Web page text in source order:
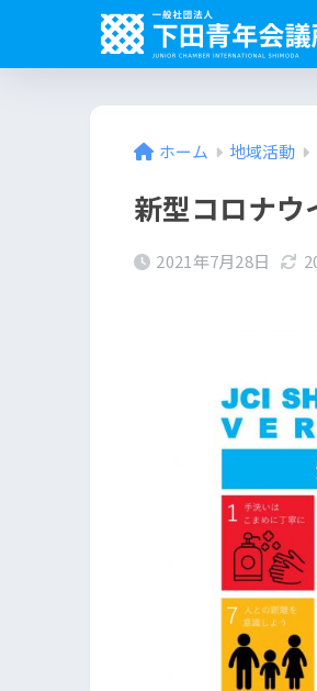
ホーム 地域活動
新型コロナ
2021年7月28日